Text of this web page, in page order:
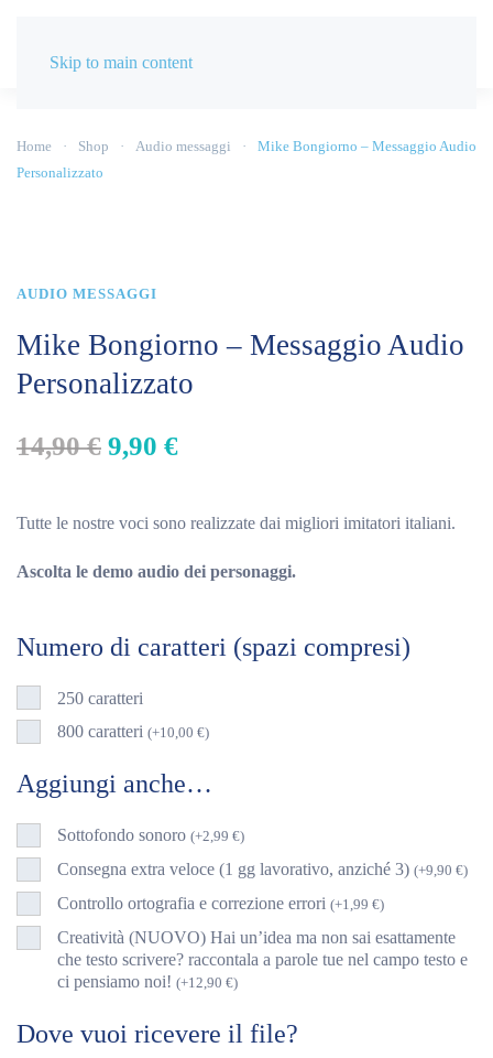
Skip to main content
Home Shop Audio messaggi
Mike Bongiorno – Messaggio Audio
Personalizzato
AUDIO MESSAGGI
Mike Bongiorno – Messaggio Audio
Personalizzato
14,90€ Il
originale
era:
9,90 €Il
attuale
è:
Tutte le nostre voci sono realizzate dai migliori imitatori italiani.
Ascolta le demo audio dei personaggi.
Numero di caratteri (spazi compresi)
250 caratteri
800 caratteri (+10,00 €)
Aggiungi anche…
Sottofondo sonoro (+2,99 €)
Consegna extra veloce (1 gg lavorativo, anziché 3) (+9,90 €)
Controllo ortografia e correzione errori (+1,99 €)
Creatività (NUOVO) Hai un’idea ma non sai esattamente
che testo scrivere? raccontala a parole tue nel campo testo e
ci pensiamo noi! (+12,90 €)
Dove vuoi ricevere il file?